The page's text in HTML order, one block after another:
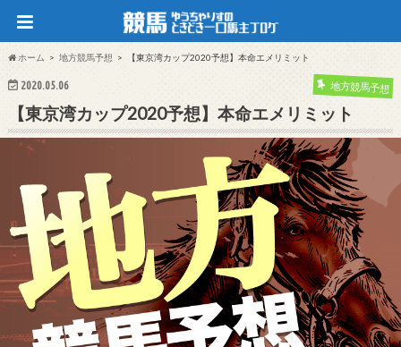
ホーム 地方競馬予想 【東京湾カップ2020予想】本命エメリミット
2020.05.06 地方競馬予想
【東京湾カップ2020予想】本命エメリミット